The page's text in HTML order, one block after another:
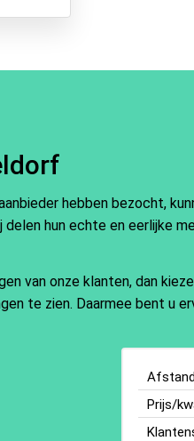
hebben bezocht,
hun echte en eerlijke
van onze klanten, dan
te zien. Daarmee bent u
Prijs/